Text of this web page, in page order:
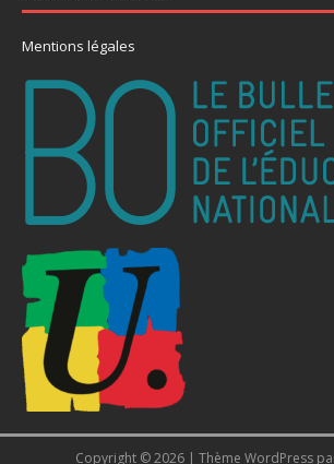
Mentions légales
Copyright © 2026 | Thème WordPress